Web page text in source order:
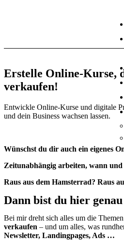
Erstelle Online‑Kurse,
verkaufen!
Entwickle Online-Kurse und digitale
und dein Business wachsen lassen.
Wünschst du dir auch ein eigenes
Zeitunabhängig arbeiten, wann und
Raus aus dem Hamsterrad? Raus
Dann bist du hier
Bei mirdreht sich alles um die Themen
verkaufen – und um alles, was
Newsletter, Landingpages, Ads …